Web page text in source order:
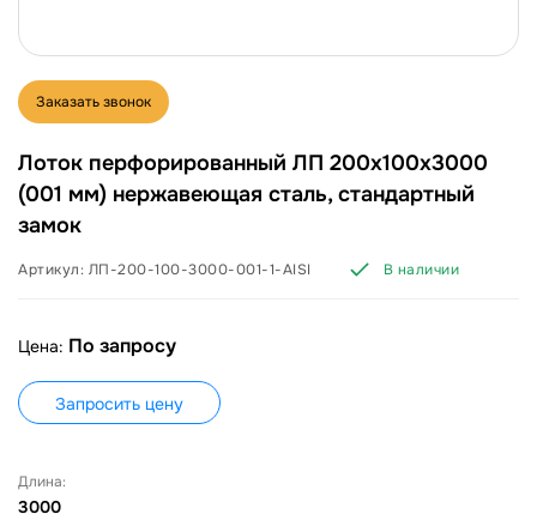
Заказать звонок
Лоток перфорированный ЛП 200х100х3000
(001 мм) нержавеющая сталь, стандартный
замок
Артикул: ЛП-200-100-3000-001-1-AISI В наличии
Цена: По запросу
Запросить цену
Длина:
3000